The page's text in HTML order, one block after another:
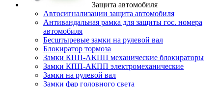
Защита автомобиля
Автосигнализации защита автомобиля
Антивандальная рамка для защиты гос. номера
автомобиля
Бесштыревые замки на рулевой вал
Блокиратор тормоза
Замки КПП-АКПП механические блокираторы
Замки КПП-АКПП электромеханические
Замки на рулевой вал
Замки фар головного света